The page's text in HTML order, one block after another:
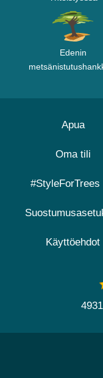
Edenin
Apua
Oma tili
#StyleForTrees
Käyttöehdot